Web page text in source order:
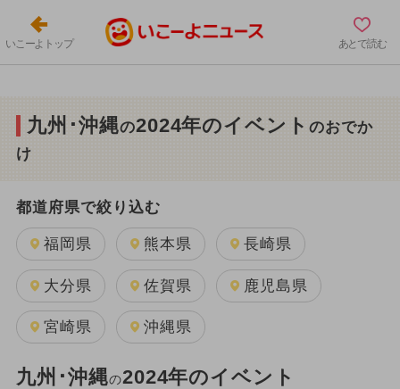
いこーよトップ あとで読む
九州･沖縄の2024年のイベントのおでか
け
都道府県で絞り込む
福岡県 熊本県 長崎県
大分県 佐賀県 鹿児島県
宮崎県 沖縄県
九州･沖縄の2024年のイベント